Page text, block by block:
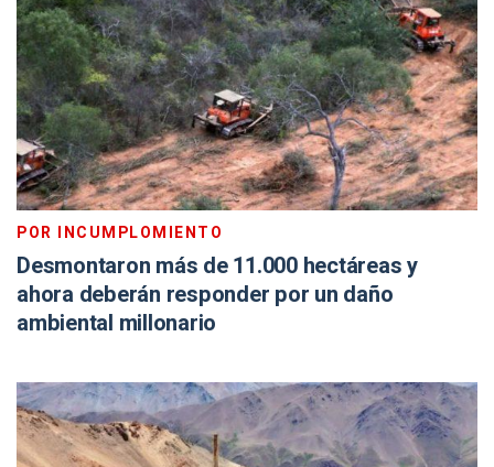
POR INCUMPLOMIENTO
Desmontaron más de 11.000 hectáreas y
ahora deberán responder por un daño
ambiental millonario